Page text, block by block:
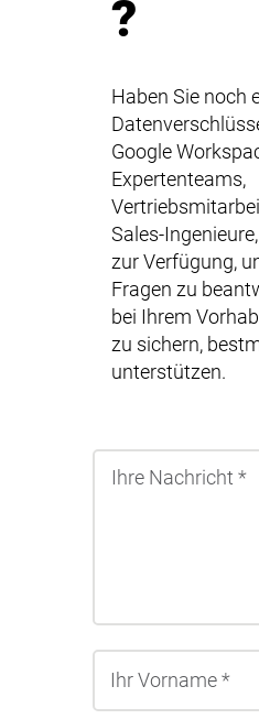
?
Haben Sie noch
Google
Expertenteams,
Sales-
zur Verfügung,
Fragen zu
bei Ihrem
zu sichern,
unterstützen.